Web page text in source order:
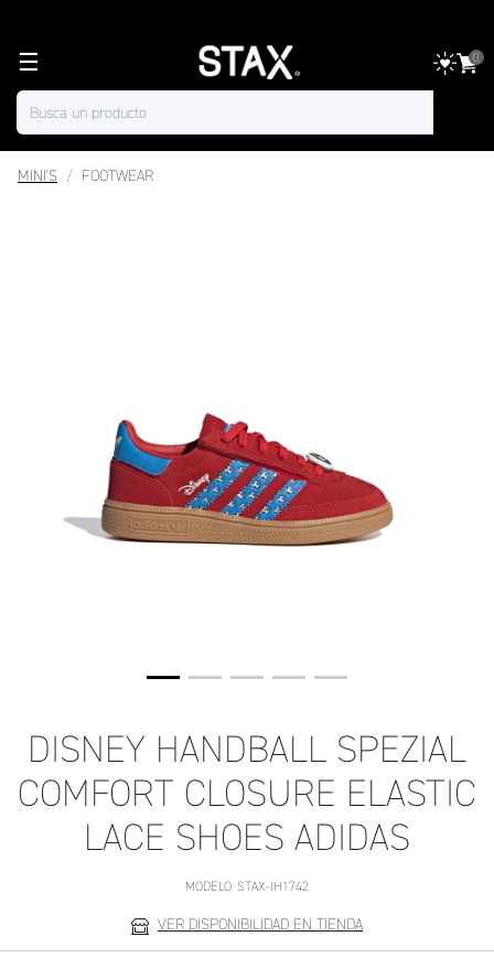
☰ 0
MINI'S FOOTWEAR
DISNEY HANDBALL SPEZIAL
COMFORT CLOSURE ELASTIC
LACE SHOES ADIDAS
MODELO: STAX-IH1742
VER DISPONIBILIDAD EN TIENDA